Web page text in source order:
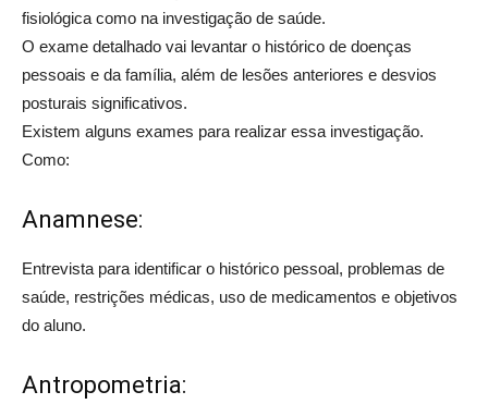
fisiológica como na investigação de saúde.
O exame detalhado vai levantar o histórico de doenças
pessoais e da família, além de lesões anteriores e desvios
posturais significativos.
Existem alguns exames para realizar essa investigação.
Como:
Anamnese:
Entrevista para identificar o histórico pessoal, problemas de
saúde, restrições médicas, uso de medicamentos e objetivos
do aluno.
Antropometria: